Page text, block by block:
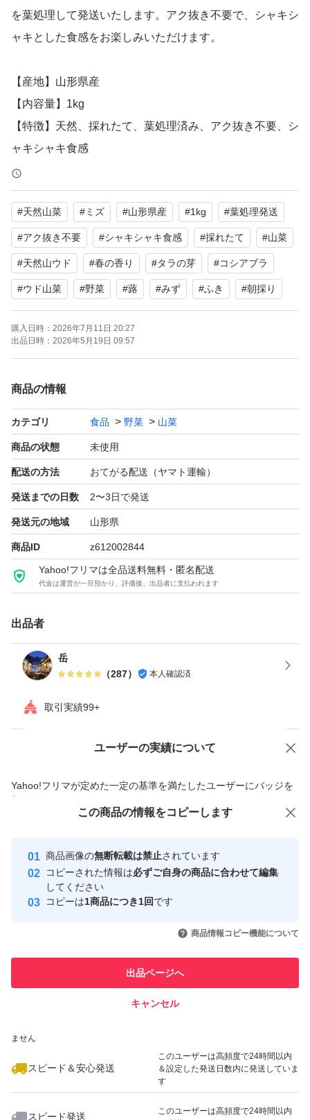
を葉処理して発送いたします。アク抜き不要で、シャキシ
ャキとした食感をお楽しみいただけます。
【産地】山形県産
【内容量】1kg
【特徴】天然、採れたて、葉処理済み、アク抜き不要、シ
ャキシャキ食感
よろしくお願いいたします。
#天然山菜 #ミズ #山形県産 #1kg #葉処理発送
#アク抜き不要 #シャキシャキ食感 #採れたて #山菜
#天然山ウド #春の香り #タラの芽 #コシアブラ
#ウド山菜 #野菜 #蕗 #みず #ふき #朝採り
購入日時： 2026年7月11日 20:27
出品日時： 2026年5月19日 09:57
商品の情報
カテゴリ 食品 野菜 山菜
商品の状態 未使用
配送の方法 おてがる配送（ヤマト運輸）
発送までの日数 2〜3日で発送
発送元の地域 山形県
商品ID z612002844
Yahoo!フリマは全品送料無料・匿名配送
代金は運営が一旦預かり、評価後、出品者に支払われます
出品者
岳
（287） 本人確認済
取引実績99+
ユーザーの実績について
Yahoo!フリマが定めた一定の基準を満たしたユーザーにバッジを
付与しています
安心取引出品者
心・安全なユーザーです
取引実績
引を完了させた実績があります
での取引実績があります
ません
スピード＆安心発送
このユーザーは高頻度で24時間以内
＆設定した発送日数内に発送していま
す
スピード発送
このユーザーは高頻度で24時間以内
価格の相談 商品への質問
この商品の情報をコピーします
商品画像の無断転載は禁止されています
コピーされた情報は必ずご自身の商品に合わせて編集
してください
コピーは1商品につき1回です
商品情報コピー機能について
出品ページへ
キャンセル
この商品をみている人にオススメ